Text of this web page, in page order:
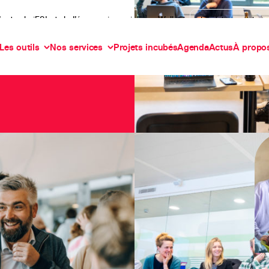
Les outils Nos services Projets incubésAgendaActusÀ
de iES! et de l’économie sociale en Wallonie Je m'abonne à la